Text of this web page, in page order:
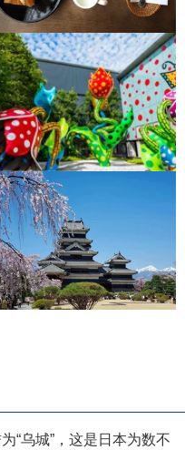
“乌城”，这是日本为数不